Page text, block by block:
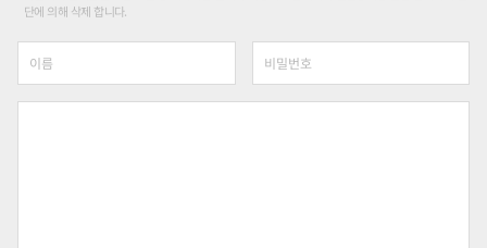
타인에게 불쾌감을 주는 욕설 등 비하하는 단어가 내용에 포함되거나 인신공격성 글은 관리자의 판